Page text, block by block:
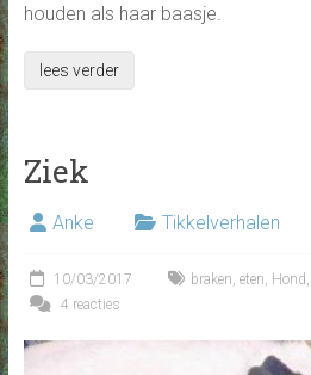
houden als haar baasje.
lees verder
Ziek
Anke Tikkelverhalen
10/03/2017 braken eten Hond
4 reacties